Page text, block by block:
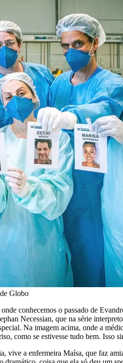
Globo
conhecemos o passado de
Necessian, que na série
Na imagem acima, onde a
como se estivesse tudo bem. Isso
vive a enfermeira Maísa, que faz